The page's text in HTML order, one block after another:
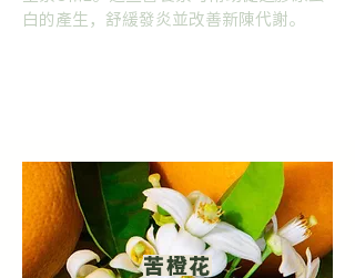
白的產生，舒緩發炎並改善新陳代謝。
苦橙花